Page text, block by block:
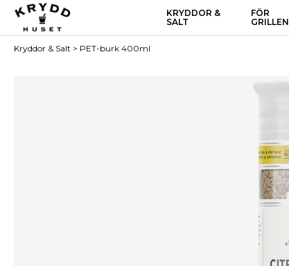
KRYDDOR &
SALT
FÖR
GRILLEN
Kryddor & Salt > PET-burk 400ml